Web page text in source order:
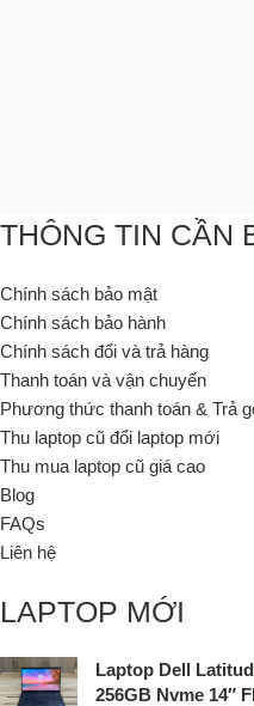
THÔNG TIN CẦN
Chính sách bảo mật
Chính sách bảo hành
Chính sách đổi và trả hàng
Thanh toán và vận chuyển
Phương thức thanh toán & Trả
Thu laptop cũ đổi laptop mới
Thu mua laptop cũ giá cao
Blog
FAQs
Liên hệ
LAPTOP MỚI
Laptop Dell
256GB Nvme 14″